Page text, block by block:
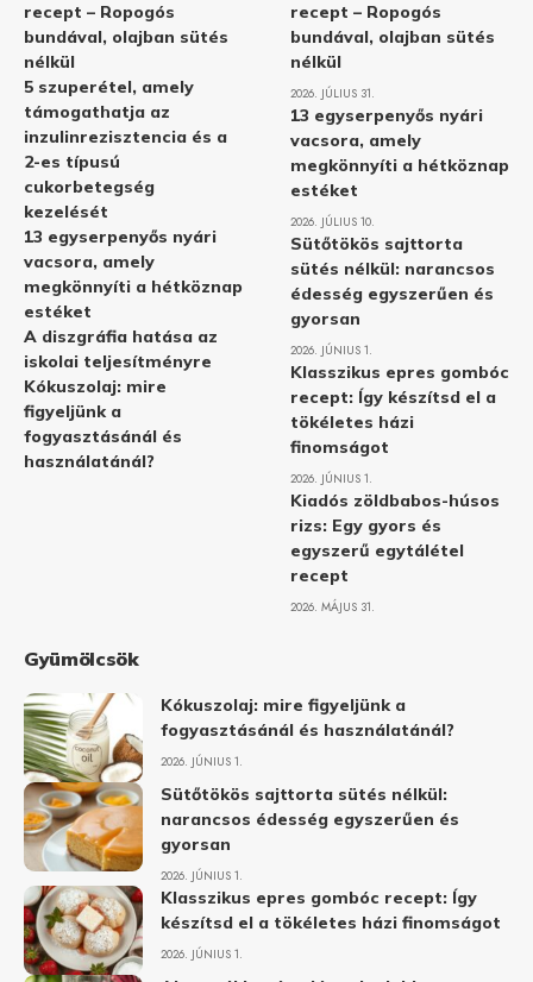
recept – Ropogós
bundával, olajban sütés
nélkül
5 szuperétel, amely
támogathatja az
inzulinrezisztencia és a
2-es típusú
cukorbetegség
kezelését
13 egyserpenyős nyári
vacsora, amely
megkönnyíti a hétköznap
estéket
A diszgráfia hatása az
iskolai teljesítményre
Kókuszolaj: mire
figyeljünk a
fogyasztásánál és
használatánál?
recept – Ropogós
bundával, olajban sütés
nélkül
2026. JÚLIUS 31.
13 egyserpenyős nyári
vacsora, amely
megkönnyíti a hétköznap
estéket
2026. JÚLIUS 10.
Sütőtökös sajttorta
sütés nélkül: narancsos
édesség egyszerűen és
gyorsan
2026. JÚNIUS 1.
Klasszikus epres gombóc
recept: Így készítsd el a
tökéletes házi
finomságot
2026. JÚNIUS 1.
Kiadós zöldbabos-húsos
rizs: Egy gyors és
egyszerű egytálétel
recept
2026. MÁJUS 31.
Gyümölcsök
Kókuszolaj: mire figyeljünk a
fogyasztásánál és használatánál?
2026. JÚNIUS 1.
Sütőtökös sajttorta sütés nélkül:
narancsos édesség egyszerűen és
gyorsan
2026. JÚNIUS 1.
Klasszikus epres gombóc recept: Így
készítsd el a tökéletes házi finomságot
2026. JÚNIUS 1.